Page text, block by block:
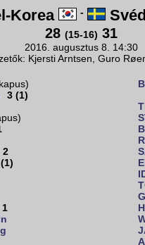
Korea -
28 (15-16) 31
2016. augusztus 8. 14:30
Kjersti Arntsen, Guro
3 (1)
2
1